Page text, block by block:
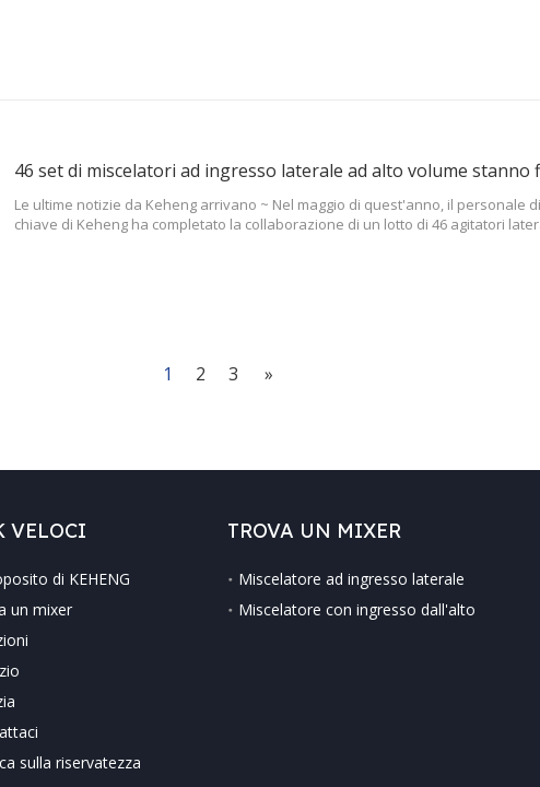
46 set di miscelatori ad ingresso laterale ad alto volume stanno
Le ultime notizie da Keheng arrivano ~ Nel maggio di quest'anno, il personale
chiave di Keheng ha completato la collaborazione di un lotto di 46 agitatori
1 2 3 »
VELOCI
di KEHENG
un mixer
sulla riservatezza
TROVA UN MIXER
Miscelatore ad ingresso laterale
Miscelatore con ingresso dall'alto